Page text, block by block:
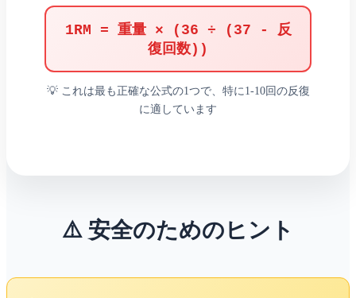
1RM = 重量 × (36 ÷ (37 - 反
復回数))
💡 これは最も正確な公式の1つで、特に1-10回の反復
に適しています
⚠️ 安全のためのヒント